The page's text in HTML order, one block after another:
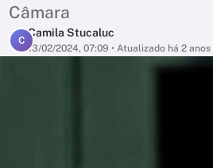
Câmara
C
Camila Stucaluc
13/02/2024, 07:09 • Atualizado há 2 anos